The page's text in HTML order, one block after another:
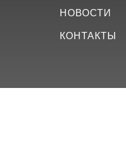
НОВОСТИ
КОНТАКТЫ